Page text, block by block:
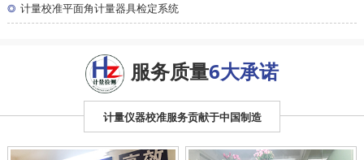
◎ 计量校准平面角计量器具检定系统
服务质量6大承诺
计量仪器校准服务贡献于中国制造